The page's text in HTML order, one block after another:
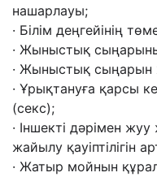
нашарлауы;
· Білім деңгейінің
· Жыныстық
· Жыныстық сыңарын
· Ұрықтануға қарсы
(секс);
· Іншекті дəрімен
жайылу қауіптілігін
· Жатыр мойнын